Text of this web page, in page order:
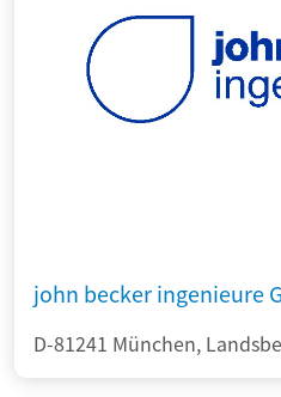
john becker ingenieure
D-81241 München,